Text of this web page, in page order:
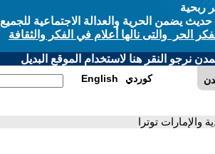
ربحية
يضمن الحرية والعدالة الاجتماعية للجميع
الحر والتى نالها أعلام في الفكر والثقافة
نرجو النقر هنا لاستخدام الموقع البديل
English كوردي
والإمارات توترا